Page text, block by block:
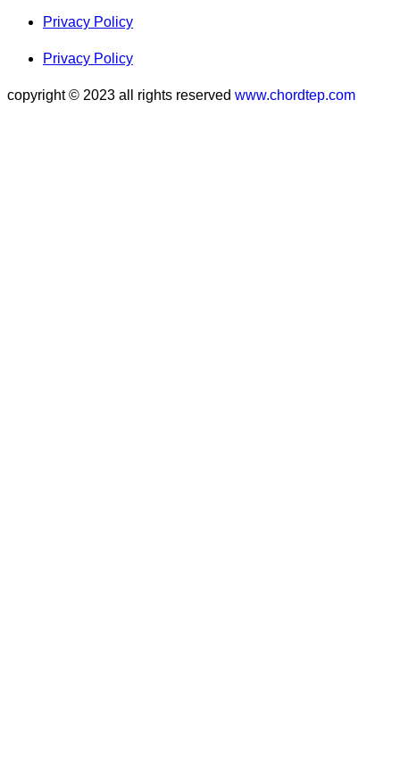
Privacy Policy
Privacy Policy
copyright © 2023 all rights reserved www.chordtep.com